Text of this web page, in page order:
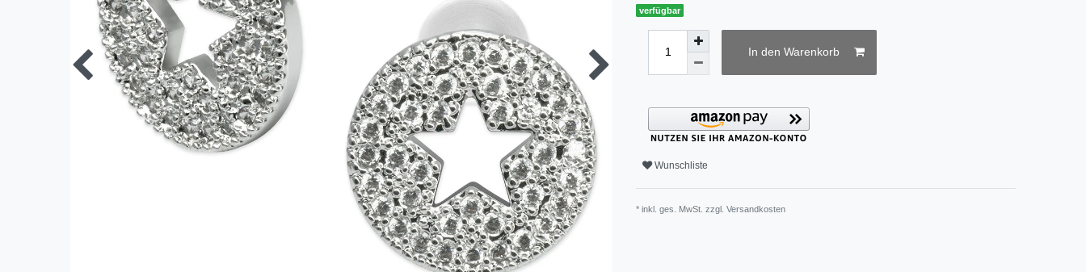
verfügbar
In den Warenkorb
Wunschliste
* inkl. ges. MwSt. zzgl. Versandkosten